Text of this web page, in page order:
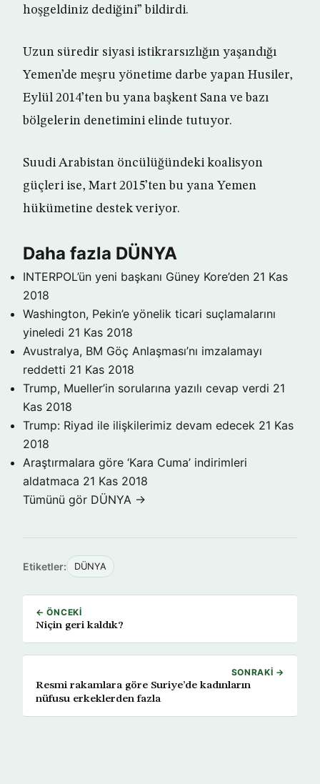
hoşgeldiniz dediğini” bildirdi.
Uzun süredir siyasi istikrarsızlığın yaşandığı
Yemen’de meşru yönetime darbe yapan Husiler,
Eylül 2014’ten bu yana başkent Sana ve bazı
bölgelerin denetimini elinde tutuyor.
Suudi Arabistan öncülüğündeki koalisyon
güçleri ise, Mart 2015’ten bu yana Yemen
hükümetine destek veriyor.
Daha fazla DÜNYA
INTERPOL’ün yeni başkanı Güney Kore’den 21 Kas
2018
Washington, Pekin’e yönelik ticari suçlamalarını
yineledi 21 Kas 2018
Avustralya, BM Göç Anlaşması’nı imzalamayı
reddetti 21 Kas 2018
Trump, Mueller’in sorularına yazılı cevap verdi 21
Kas 2018
Trump: Riyad ile ilişkilerimiz devam edecek 21 Kas
2018
Araştırmalara göre ‘Kara Cuma’ indirimleri
aldatmaca 21 Kas 2018
Tümünü gör DÜNYA →
Etiketler: DÜNYA
← ÖNCEKI
Niçin geri kaldık?
SONRAKI →
Resmi rakamlara göre Suriye’de kadınların
nüfusu erkeklerden fazla